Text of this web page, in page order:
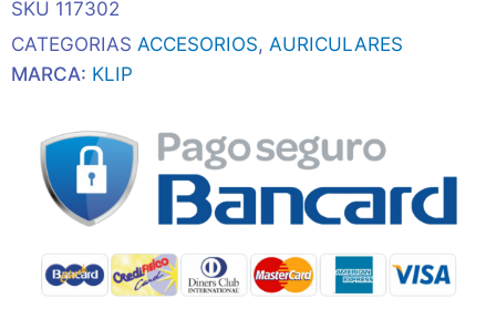
Mic/Bt/1
Jack/3.5mm/Lila
SKU 117302
CATEGORIAS ACCESORIOS, AURICULARES
MARCA: KLIP